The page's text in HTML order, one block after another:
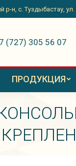
р-н, с. Туздыбастау,
(727) 305 56 07
ПРОДУКЦИЯ
р-н, с. Туздыбастау,